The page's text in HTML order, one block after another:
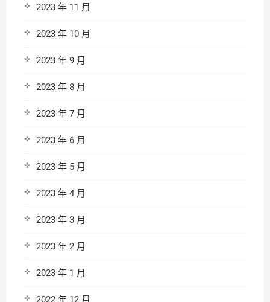
2023 年 11 月
2023 年 10 月
2023 年 9 月
2023 年 8 月
2023 年 7 月
2023 年 6 月
2023 年 5 月
2023 年 4 月
2023 年 3 月
2023 年 2 月
2023 年 1 月
2022 年 12 月